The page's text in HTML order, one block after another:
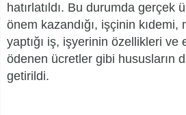
hatırlatıldı. Bu durumda gerçek
önem kazandığı, işçinin kıdemi,
yaptığı iş, işyerinin özellikleri ve
ödenen ücretler gibi hususların
getirildi.